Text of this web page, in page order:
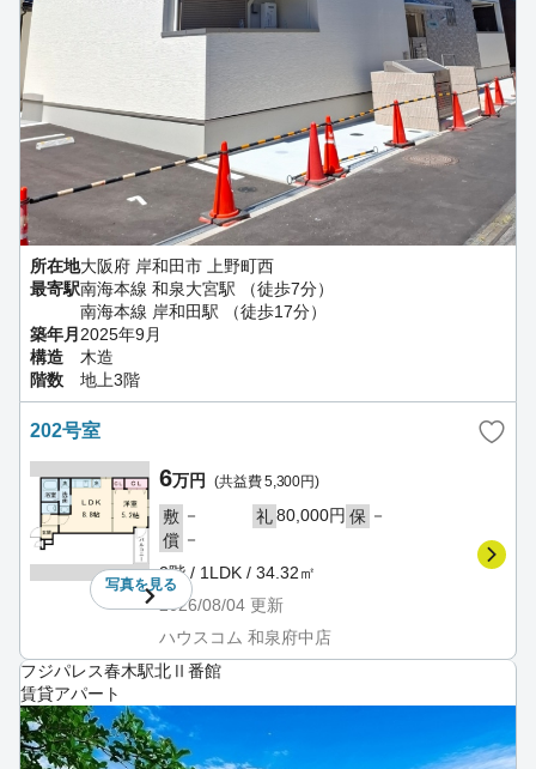
所在地大阪府 岸和田市 上野町西
最寄駅南海本線 和泉大宮駅 （徒歩7分）
南海本線 岸和田駅 （徒歩17分）
築年月 2025年9月
構造
木造
階数
地上3階
202号室
写真を見る
6万円 (共益費 5,300円)
敷 － 礼80,000円 保 －
償 －
2階 / 1LDK / 34.32㎡
2026/08/04 更新
ハウスコム 和泉府中店
フジパレス春木駅北Ⅱ番館
賃貸アパート